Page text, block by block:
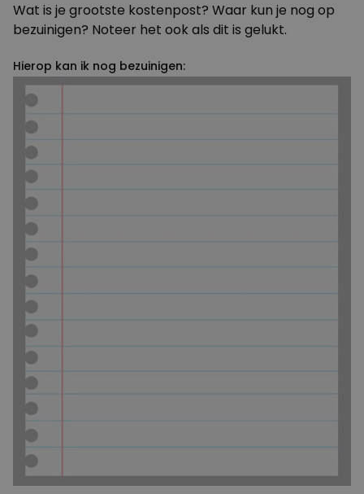
Wat is je grootste kostenpost? Waar kun je nog op
bezuinigen? Noteer het ook als dit is gelukt.
Hierop kan ik nog bezuinigen: